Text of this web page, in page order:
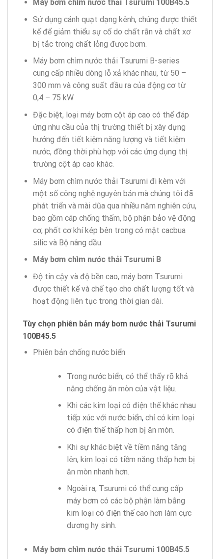
Máy bơm chìm nước thải Tsurumi 100B45.5
Sử dụng cánh quạt dạng kênh, chúng được thiết
kế để giảm thiểu sự cố do chất rắn và chất xơ
bị tắc trong chất lỏng được bơm.
Máy bơm chìm nước thải Tsurumi B-series
cung cấp nhiều dòng lỗ xả khác nhau, từ 50 –
300 mm và công suất đầu ra của động cơ từ
0,4 – 75 kW
Đặc biệt, loại máy bơm cột áp cao có thể đáp
ứng nhu cầu của thị trường thiết bị xây dựng
hướng đến tiết kiệm năng lượng và tiết kiệm
nước, đồng thời phù hợp với các ứng dụng thị
trường cột áp cao khác.
Máy bơm chìm nước thải Tsurumi đi kèm với
một số công nghệ nguyên bản mà chúng tôi đã
phát triển và mài dũa qua nhiều năm nghiên cứu,
bao gồm cáp chống thấm, bộ phận bảo vệ động
cơ, phốt cơ khí kép bên trong có mặt cacbua
silic và Bộ nâng dầu.
Máy bơm chìm nước thải Tsurumi B
Độ tin cậy và độ bền cao, máy bơm Tsurumi
được thiết kế và chế tạo cho chất lượng tốt và
hoạt động liên tục trong thời gian dài.
Tùy chọn phiên bản máy bơm nước thải Tsurumi
100B45.5
Phiên bản chống nước biển
Trong nước biển, có thể thấy rõ khả
năng chống ăn mòn của vật liệu.
Khi các kim loại có điện thế khác nhau
tiếp xúc với nước biển,chỉ có kim loại
có điện thế thấp hơn bị ăn mòn.
Khi sự khác biệt về tiềm năng tăng
lên, kim loại có tiềm năng thấp hơn bị
ăn mòn nhanh hơn.
Ngoài ra, Tsurumi có thể cung cấp
máy bơm có các bộ phận làm bằng
kim loại có điện thế cao hơn làm cực
dương hy sinh.
Máy bơm chìm nước thải Tsurumi 100B45.5